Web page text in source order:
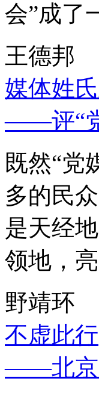
会”成了
王德邦
媒体姓
——评“
既然“党
多的民
是天经
领地，
野靖环
不虚此行
——北京